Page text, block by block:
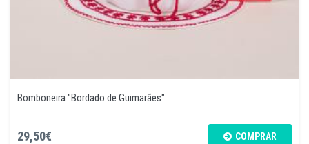
Bomboneira "Bordado de Guimarães"
29,50€ COMPRAR